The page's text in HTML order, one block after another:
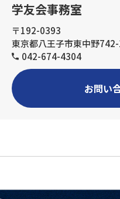
学友会事務室
〒192-0393
東京都八王子市東中野742-
042-674-4304
お問い